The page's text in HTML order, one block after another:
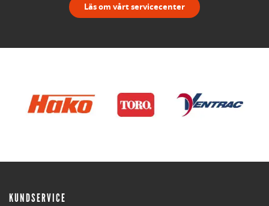
Läs om vårt servicecenter
KUNDSERVICE